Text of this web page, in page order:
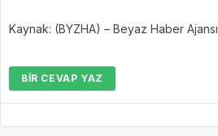
Kaynak: (BYZHA) – Beyaz Haber Ajansı
BIR CEVAP YAZ